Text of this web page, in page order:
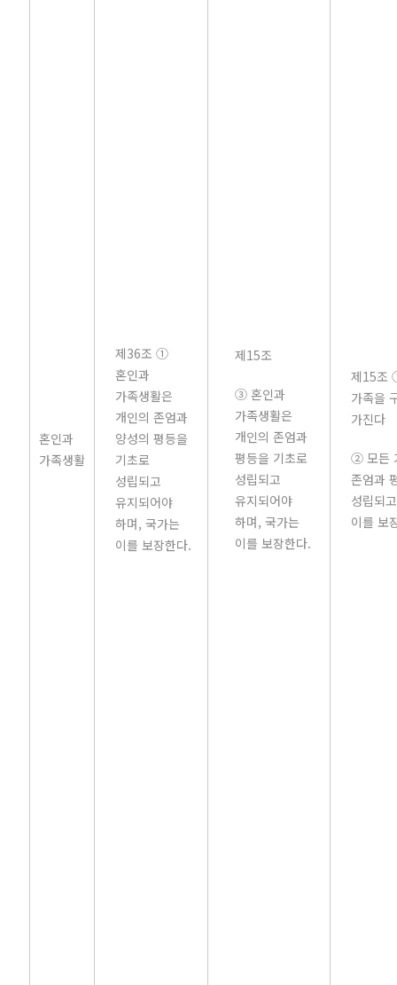
혼인과
가족생활
제36조 ①
혼인과
가족생활은
개인의 존엄과
양성의 평등을
기초로
성립되고
유지되어야
하며, 국가는
이를 보장한다.
제15조
③ 혼인과
가족생활은
개인의 존엄과
평등을 기초로
성립되고
유지되어야
하며, 국가는
이를 보장한다.
제15조
가족을
가진다
② 모든
존엄과
성립되
이를 보